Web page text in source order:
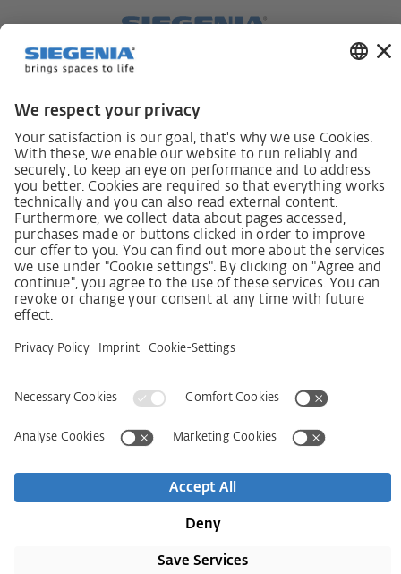
Lieferkettensorgfaltspflichtengesetz
Lieferantenkodex
LkSG-Merkblatt für Lieferanten
Grundsatzerklärung Menschenrechtsstrategie
Beschwerdeverfahren
Impressum
Erklärung zur Barrierefreiheit